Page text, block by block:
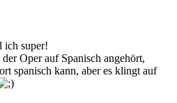
ich super!
Oper auf Spanisch angehört,
spanisch kann, aber es klingt auf